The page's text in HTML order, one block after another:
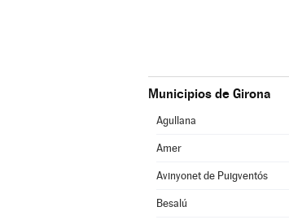
Municipios de Girona
Agullana
Amer
Avinyonet de Puigventós
Besalú